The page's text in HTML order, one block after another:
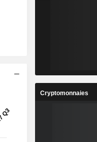
Cryptomonnaies